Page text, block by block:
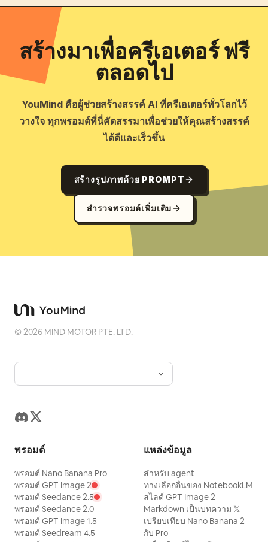
สร้างมาเพื่อครีเอเตอร์ ฟรี
ตลอดไป
YouMind คือผู้ช่วยสร้างสรรค์ AI ที่ครีเอเตอร์ทั่วโลกไว้
วางใจ ทุกพรอมต์ที่นี่คัดสรรมาเพื่อช่วยให้คุณสร้างสรรค์
ได้ดีและเร็วขึ้น
สร้างรูปภาพด้วย PROMPT
สำรวจพรอมต์เพิ่มเติม
©2026 MIND MOTOR PTE. LTD.
พรอมต์
พรอมต์ Nano Banana Pro
พรอมต์ GPT Image 2
พรอมต์ Seedance 2.5
พรอมต์ Seedance 2.0
พรอมต์ GPT Image 1.5
พรอมต์ Seedream 4.5
แหล่งข้อมูล
สำหรับ agent
ทางเลือกอื่นของ NotebookLM
สไลด์ GPT Image 2
Markdown เป็นบทความ 𝕏
เปรียบเทียบ Nano Banana 2
กับ Pro